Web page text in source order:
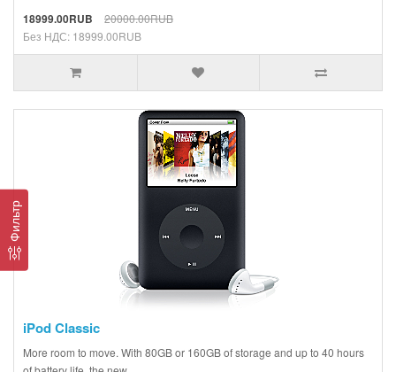
Фильтр
18999.00RUB
20000.00RUB
Без НДС: 18999.00RUB
iPod Classic
More room to move. With 80GB or 160GB of storage and up to 40 hours